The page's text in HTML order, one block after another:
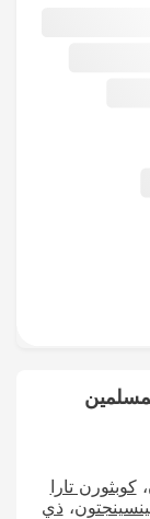
كوبثورن تارا
ذي